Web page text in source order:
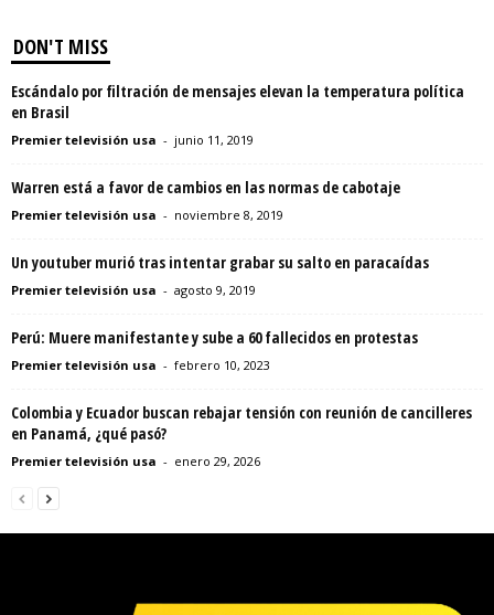
DON'T MISS
Escándalo por filtración de mensajes elevan la temperatura política
en Brasil
Premier televisión usa - junio 11, 2019
Warren está a favor de cambios en las normas de cabotaje
Premier televisión usa - noviembre 8, 2019
Un youtuber murió tras intentar grabar su salto en paracaídas
Premier televisión usa - agosto 9, 2019
Perú: Muere manifestante y sube a 60 fallecidos en protestas
Premier televisión usa - febrero 10, 2023
Colombia y Ecuador buscan rebajar tensión con reunión de cancilleres
en Panamá, ¿qué pasó?
Premier televisión usa - enero 29, 2026